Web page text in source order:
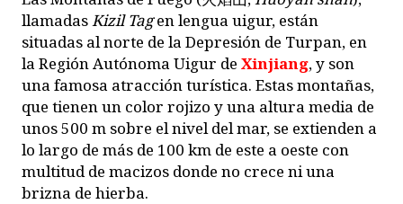
llamadasKizil Tagen lengua uigur, están
situadas al norte de la Depresión de Turpan, en
la Región Autónoma Uigur de Xinjiang, y son
una famosa atracción turística. Estas montañas,
que tienen un color rojizo y una altura media de
unos 500 m sobre el nivel del mar, se extienden a
lo largo de más de 100 km de este a oeste con
multitud de macizos donde no crece ni una
brizna de hierba.